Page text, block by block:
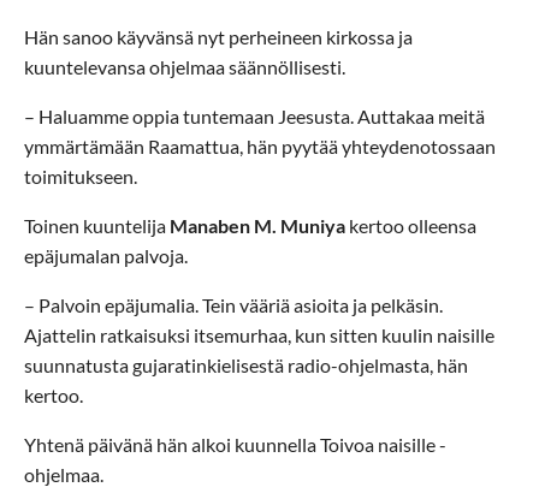
Hän sanoo käyvänsä nyt perheineen kirkossa ja
kuuntelevansa ohjelmaa säännöllisesti.
– Haluamme oppia tuntemaan Jeesusta. Auttakaa meitä
ymmärtämään Raamattua, hän pyytää yhteydenotossaan
toimitukseen.
Toinen kuuntelija Manaben M. Muniya kertoo olleensa
epäjumalan palvoja.
– Palvoin epäjumalia. Tein vääriä asioita ja pelkäsin.
Ajattelin ratkaisuksi itsemurhaa, kun sitten kuulin naisille
suunnatusta gujaratinkielisestä radio-ohjelmasta, hän
kertoo.
Yhtenä päivänä hän alkoi kuunnella Toivoa naisille -
ohjelmaa.